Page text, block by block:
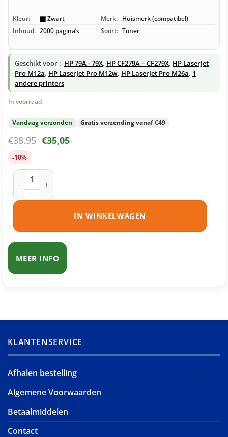
Kleur: Zwart Merk: Huismerk (compatibel)
Inhoud: 2000 pagina’s Soort: Toner
Geschikt voor : HP 79A - 79X, HP CF279A – CF279X, HP LaserJet
Pro M12a, HP LaserJet Pro M12w, HP LaserJet Pro M26a, 1
andere printers
In voorraad
Vandaag verzonden Gratis verzending vanaf €49
€38,95 €35,05
-10%
HP 79X (CF279X) toner zwart huismerk aantal
IN WINKELWAGEN
MEER INFO
KLANTENSERVICE
Afhalen bestelling
Algemene Voorwaarden
Betaalmiddelen
Contact